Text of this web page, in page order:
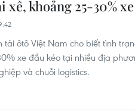
xế, khoảng 25-30%
tải ôtô Việt Nam cho biết tình
xe đầu kéo tại nhiều địa
và chuỗi logistics.